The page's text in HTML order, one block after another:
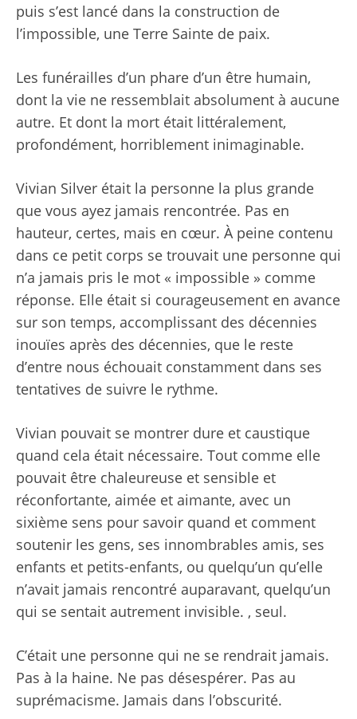
puis s’est lancé dans la construction de
l’impossible, une Terre Sainte de paix.
Les funérailles d’un phare d’un être humain,
dont la vie ne ressemblait absolument à aucune
autre. Et dont la mort était littéralement,
profondément, horriblement inimaginable.
Vivian Silver était la personne la plus grande
que vous ayez jamais rencontrée. Pas en
hauteur, certes, mais en cœur. À peine contenu
dans ce petit corps se trouvait une personne qui
n’a jamais pris le mot « impossible » comme
réponse. Elle était si courageusement en avance
sur son temps, accomplissant des décennies
inouïes après des décennies, que le reste
d’entre nous échouait constamment dans ses
tentatives de suivre le rythme.
Vivian pouvait se montrer dure et caustique
quand cela était nécessaire. Tout comme elle
pouvait être chaleureuse et sensible et
réconfortante, aimée et aimante, avec un
sixième sens pour savoir quand et comment
soutenir les gens, ses innombrables amis, ses
enfants et petits-enfants, ou quelqu’un qu’elle
n’avait jamais rencontré auparavant, quelqu’un
qui se sentait autrement invisible. , seul.
C’était une personne qui ne se rendrait jamais.
Pas à la haine. Ne pas désespérer. Pas au
suprémacisme. Jamais dans l’obscurité.